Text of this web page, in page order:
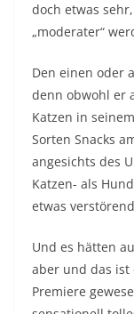
doch etwas
„moderater“
Den einen oder
denn obwohl er
Katzen in
Sorten Snacks
angesichts des
Katzen- als
etwas
Und es hätten
aber und das ist
Premiere